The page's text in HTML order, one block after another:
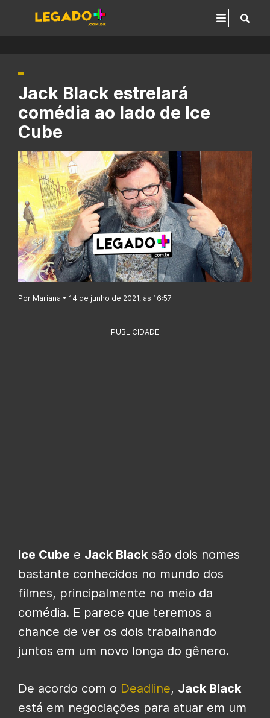
Jack Black estrelará
comédia ao lado de Ice
Cube
Por Mariana • 14 de junho de 2021, às 16:57
PUBLICIDADE
Ice Cube e Jack Black são dois nomes
bastante conhecidos no mundo dos
filmes, principalmente no meio da
comédia. E parece que teremos a
chance de ver os dois trabalhando
juntos em um novo longa do gênero.
De acordo com o Deadline, Jack Black
está em negociações para atuar em um